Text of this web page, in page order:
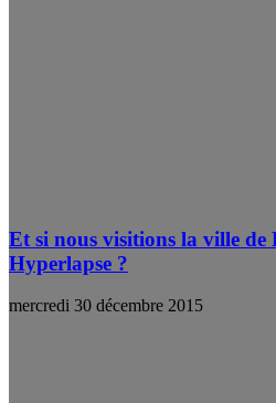
Et si nous visitions la ville de
Hyperlapse ?
mercredi 30 décembre 2015